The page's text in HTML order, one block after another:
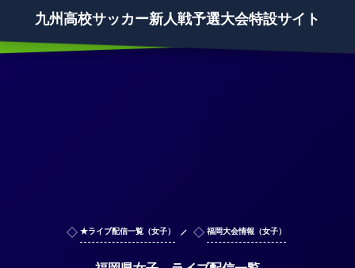
九州高校サッカー新人戦予選大会特設サイト
★ライブ配信一覧（女子） 福岡大会情報（女子）